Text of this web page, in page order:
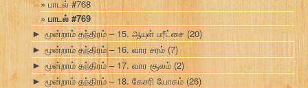
பாடல் #768
பாடல் #769
► மூன்றாம் தந்திரம் – 15. ஆயுள் பரீட்சை (20)
► மூன்றாம் தந்திரம் – 16. வார சரம் (7)
► மூன்றாம் தந்திரம் – 17. வார சூலம் (2)
► மூன்றாம் தந்திரம் – 18. கேசரி யோகம் (26)